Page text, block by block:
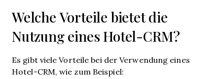
Welche Vorteile bietet die
Nutzung eines Hotel-CRM?
Es gibt viele Vorteile bei der Verwendung eines
Hotel-CRM, wie zum Beispiel: